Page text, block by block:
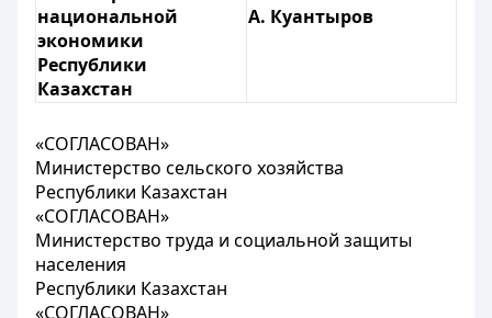
национальной
экономики
Республики
Казахстан
А. Куантыров
«СОГЛАСОВАН»
Министерство сельского хозяйства
Республики Казахстан
«СОГЛАСОВАН»
Министерство труда и социальной защиты
населения
Республики Казахстан
«СОГЛАСОВАН»